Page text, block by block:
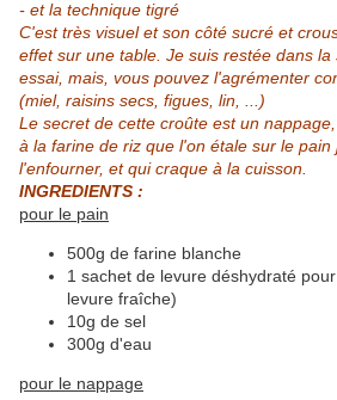
- et la technique tigré
C'est très visuel et son côté sucré et
effet sur une table. Je suis restée dans la
essai, mais, vous pouvez l'agrémenter
(miel, raisins secs, figues, lin, ...)
Le secret de cette croûte est un
à la farine de riz que l'on étale sur le pain
l'enfourner, et qui craque à la cuisson.
INGREDIENTS :
pour le pain
500g de farine blanche
1 sachet de levure déshydraté
levure fraîche)
10g de sel
300g d'eau
pour le nappage